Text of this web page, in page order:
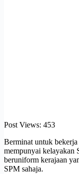
Post Views: 453
Berminat untuk bekerja
mempunyai kelayakan
beruniform kerajaan
SPM sahaja.